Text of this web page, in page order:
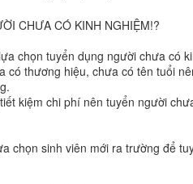
CHƯA CÓ KINH NGHIỆM!?
chọn tuyển dụng người chưa có
thương hiệu, chưa có tên tuổi
kiệm chi phí nên tuyển người
chọn sinh viên mới ra trường để